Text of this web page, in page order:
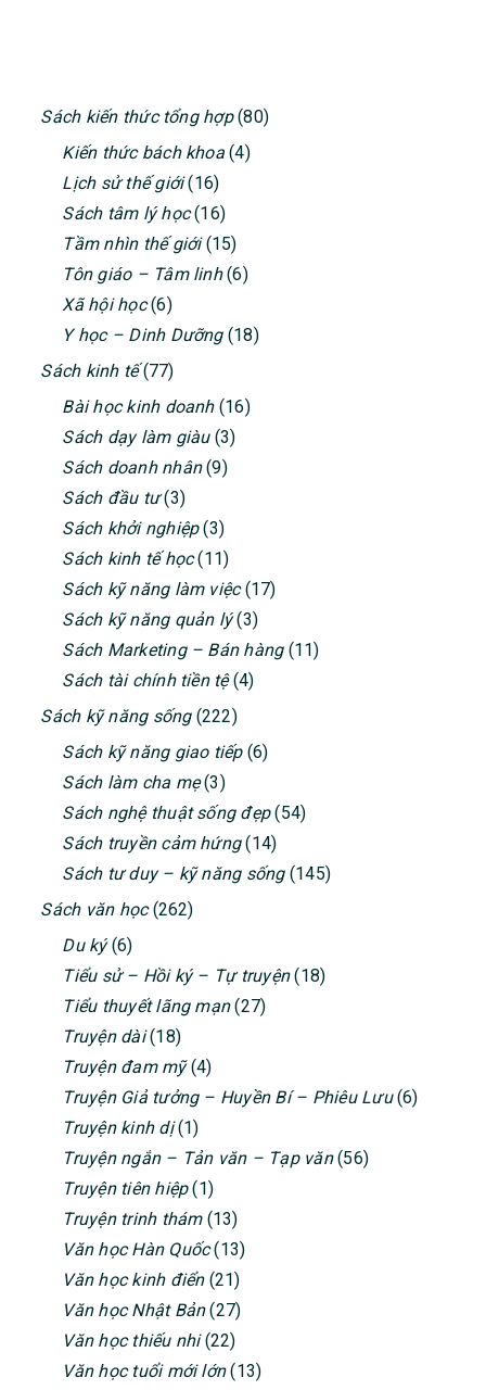
PRIMARY
SIDEBAR
Sách kiến thức tổng hợp(80)
Kiến thức bách khoa(4)
Lịch sử thế giới(16)
Sách tâm lý học(16)
Tầm nhìn thế giới(15)
Tôn giáo – Tâm linh(6)
Xã hội học(6)
Y học – Dinh Dưỡng(18)
Sách kinh tế(77)
Bài học kinh doanh(16)
Sách dạy làm giàu(3)
Sách doanh nhân(9)
Sách đầu tư(3)
Sách khởi nghiệp(3)
Sách kinh tế học(11)
Sách kỹ năng làm việc(17)
Sách kỹ năng quản lý(3)
Sách Marketing – Bán hàng(11)
Sách tài chính tiền tệ(4)
Sách kỹ năng sống(222)
Sách kỹ năng giao tiếp(6)
Sách làm cha mẹ(3)
Sách nghệ thuật sống đẹp(54)
Sách truyền cảm hứng(14)
Sách tư duy – kỹ năng sống(145)
Sách văn học(262)
Du ký(6)
Tiểu sử – Hồi ký – Tự truyện(18)
Tiểu thuyết lãng mạn(27)
Truyện dài(18)
Truyện đam mỹ(4)
Truyện Giả tưởng – Huyền Bí – Phiêu Lưu(6)
Truyện kinh dị(1)
Truyện ngắn – Tản văn – Tạp văn(56)
Truyện tiên hiệp(1)
Truyện trinh thám(13)
Văn học Hàn Quốc(13)
Văn học kinh điển(21)
Văn học Nhật Bản(27)
Văn học thiếu nhi(22)
Văn học tuổi mới lớn(13)